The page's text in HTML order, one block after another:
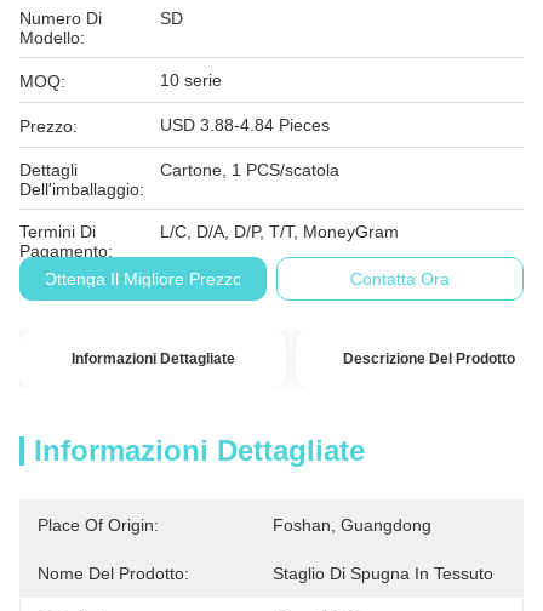
Numero Di
Modello:
SD
MOQ: 10 serie
Prezzo: USD 3.88-4.84 Pieces
Dettagli
Dell'imballaggio:
Cartone, 1 PCS/scatola
Termini Di
Pagamento:
L/C, D/A, D/P, T/T, MoneyGram
Ottenga Il Migliore Prezzo Contatta Ora
Informazioni Dettagliate Descrizione Del Prodotto
Informazioni Dettagliate
Place Of Origin: Foshan, Guangdong
Nome Del Prodotto: Staglio Di Spugna In Tessuto